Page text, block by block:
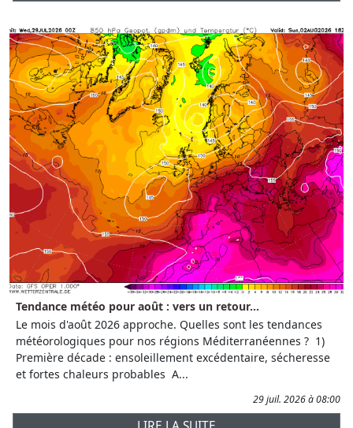
Tendance météo pour août : vers un retour...
Le mois d'août 2026 approche. Quelles sont les tendances
météorologiques pour nos régions Méditerranéennes ? 1)
Première décade : ensoleillement excédentaire, sécheresse
et fortes chaleurs probables A...
29 juil. 2026 à 08:00